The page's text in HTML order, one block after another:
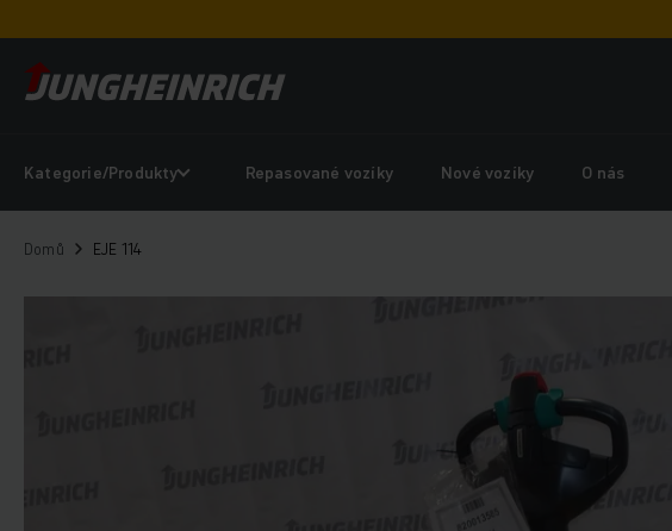
Kategorie/Produkty Repasované vozíky Nové vozíky O nás
Domů EJE 114